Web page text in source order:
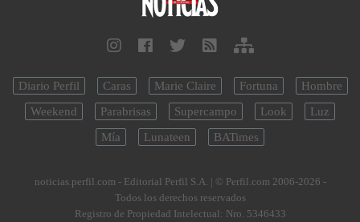
Diario Perfil Caras Marie Claire Fortuna
Hombre
Weekend
Parabrisas Supercampo Look
Luz
Mía
Lunateen BATimes
noticias.perfil.com - Editorial Perfil S.A. | © Perfil.com 2006-2026 -
Todos los derechos reservados
Registro de Propiedad Intelectual: Nro. 5346433